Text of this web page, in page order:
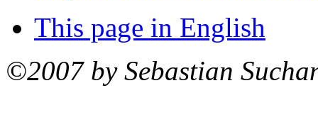
This page in English
©2007 by Sebastian